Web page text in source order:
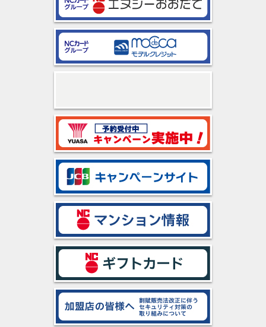
2025/11/11 お知らせ
2025年12月2日から健康保険証は本人確認書類とし
てご利用いただけません
お知らせ
アークスグループでゴミ袋引換券がご利用いただけ